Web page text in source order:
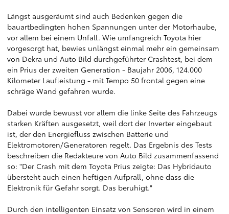
Längst ausgeräumt sind auch Bedenken gegen die
bauartbedingten hohen Spannungen unter der Motorhaube,
vor allem bei einem Unfall. Wie umfangreich Toyota hier
vorgesorgt hat, bewies unlängst einmal mehr ein gemeinsam
von Dekra und Auto Bild durchgeführter Crashtest, bei dem
ein Prius der zweiten Generation - Baujahr 2006, 124.000
Kilometer Laufleistung - mit Tempo 50 frontal gegen eine
schräge Wand gefahren wurde.
Dabei wurde bewusst vor allem die linke Seite des Fahrzeugs
starken Kräften ausgesetzt, weil dort der Inverter eingebaut
ist, der den Energiefluss zwischen Batterie und
Elektromotoren/Generatoren regelt. Das Ergebnis des Tests
beschreiben die Redakteure von Auto Bild zusammenfassend
so: "Der Crash mit dem Toyota Prius zeigte: Das Hybridauto
übersteht auch einen heftigen Aufprall, ohne dass die
Elektronik für Gefahr sorgt. Das beruhigt."
Durch den intelligenten Einsatz von Sensoren wird in einem